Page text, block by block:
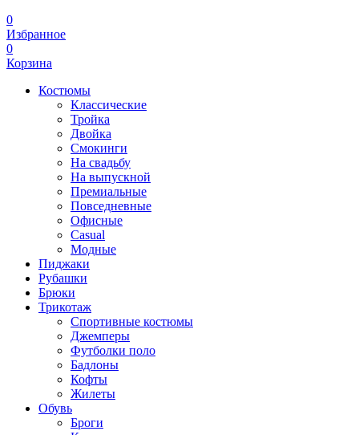
0
Избранное
0
Корзина
Костюмы
Классические
Тройка
Двойка
Смокинги
На свадьбу
На выпускной
Премиальные
Повседневные
Офисные
Casual
Модные
Пиджаки
Рубашки
Брюки
Трикотаж
Спортивные костюмы
Джемперы
Футболки поло
Бадлоны
Кофты
Жилеты
Обувь
Броги